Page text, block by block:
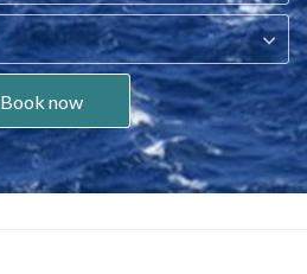
Book now